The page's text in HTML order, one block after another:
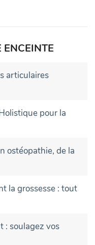
articulaires
pour la
ostéopathie, de la
la grossesse : tout
: soulagez vos